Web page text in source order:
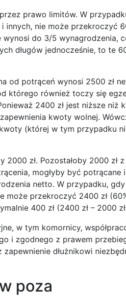
prawo limitów. W
innych, nie może przekroczyć
do 3/5 wynagrodzenia,
długów jednocześnie, to te
od potrąceń wynosi 2500 zł
którego również toczy się
2400 zł jest niższe niż
kwoty wolnej.
(której w tym przypadku
2000 zł. Pozostałoby 2000 zł z
mogłyby być potrącane
netto. W przypadku,
może przekroczyć 2400 zł
400 zł (2400 zł – 2000
w tym komornicy,
i zgodnego z prawem
dłużnikowi
poza